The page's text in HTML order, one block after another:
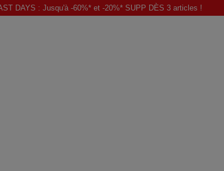
DAYS : Jusqu'à -60%* et -20%* SUPP DÈS 3 articles !